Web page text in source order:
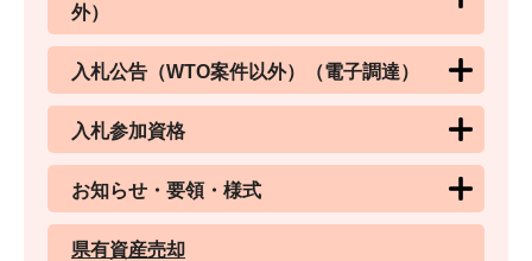
外）
入札公告（WTO案件以外）（電子調達）
入札参加資格
お知らせ・要領・様式
県有資産売却